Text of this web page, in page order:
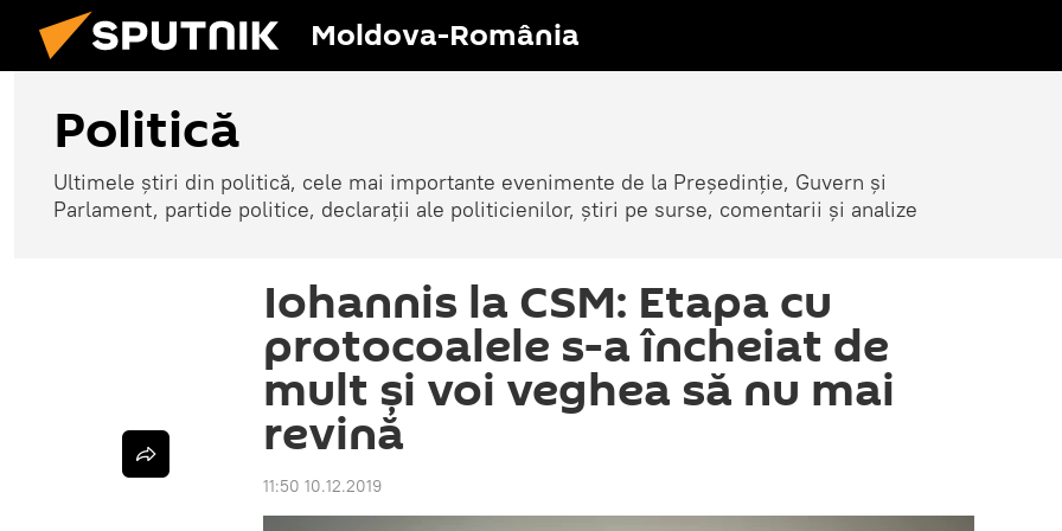
Moldova-România
Politică
Ultimele știri din politică, cele mai importante evenimente de la Președinție, Guvern și
Parlament, partide politice, declarații ale politicienilor, știri pe surse, comentarii și analize
Iohannis la CSM: Etapa cu
protocoalele s-a încheiat de
mult și voi veghea să nu mai
revină
11:50 10.12.2019